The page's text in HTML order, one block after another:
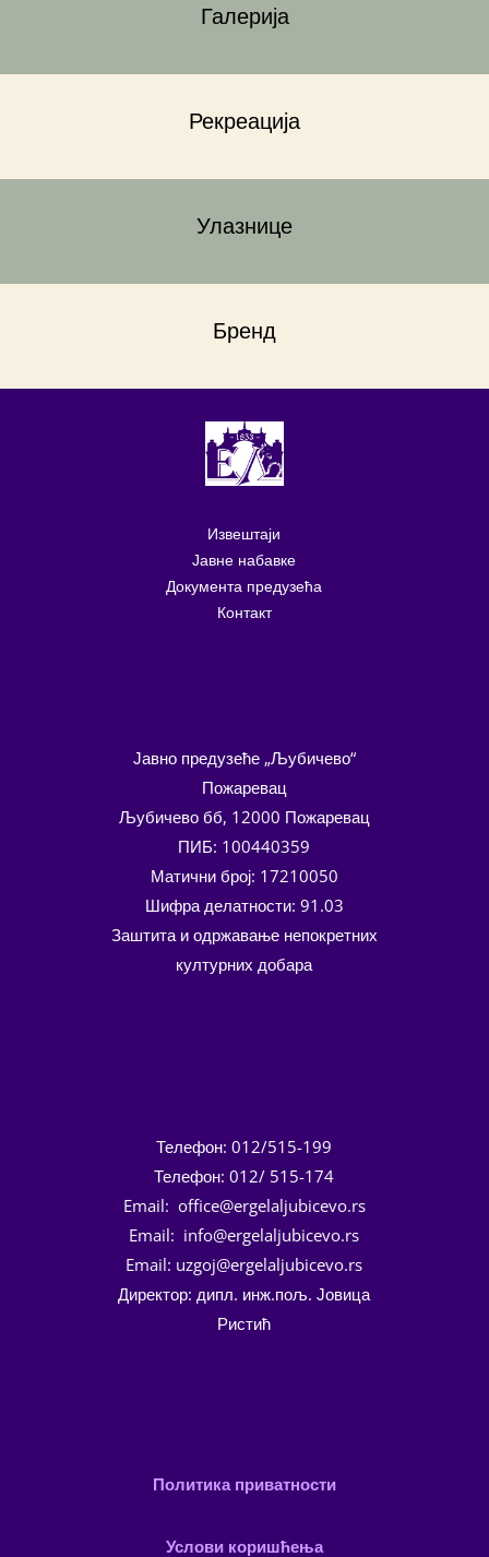
Галерија
Рекреација
Улазнице
Бренд
Извештаји
Јавне набавке
Документа предузећа
Контакт
Јавно предузеће „Љубичево“
Пожаревац
Љубичево бб, 12000 Пожаревац
ПИБ: 100440359
Матични број: 17210050
Шифра делатности: 91.03
Заштита и одржавање непокретних
културних добара
Телефон: 012/515-199
Телефон: 012/ 515-174
Email: office@ergelaljubicevo.rs
Email: info@ergelaljubicevo.rs
Email: uzgoj@ergelaljubicevo.rs
Директор: дипл. инж.пољ. Јовица
Ристић
Политика приватности
Услови коришћења